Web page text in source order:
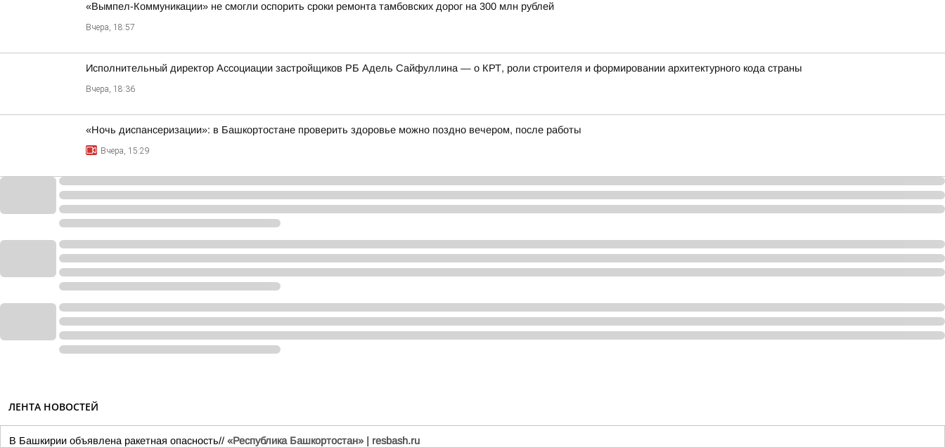
«Вымпел-Коммуникации» не смогли оспорить сроки ремонта тамбовских дорог на 300 млн рублей
Вчера, 18:57
Исполнительный директор Ассоциации застройщиков РБ Адель Сайфуллина — о КРТ, роли строителя и формировании архитектурного кода страны
Вчера, 18:36
«Ночь диспансеризации»: в Башкортостане проверить здоровье можно поздно вечером, после работы
Вчера, 15:29
ЛЕНТА НОВОСТЕЙ
В Башкирии объявлена ракетная опасность// «Республика Башкортостан» | resbash.ru